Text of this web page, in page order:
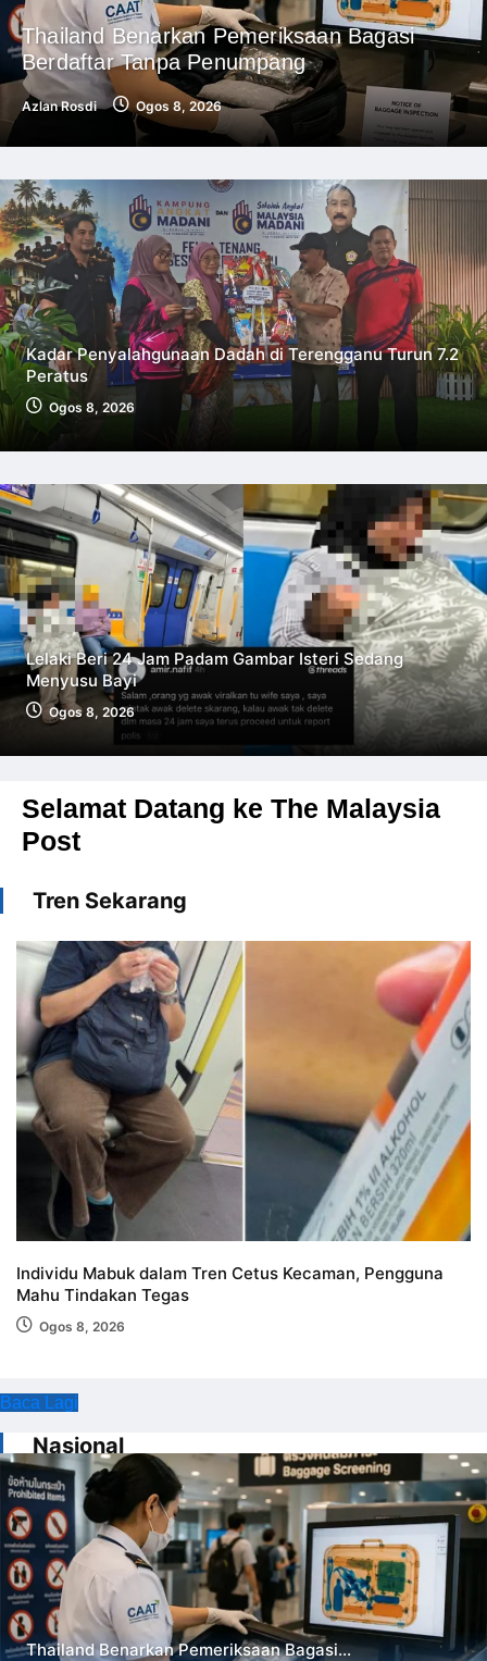
Thailand Benarkan Pemeriksaan Bagasi
Berdaftar Tanpa Penumpang
Azlan Rosdi Ogos 8, 2026
Kadar Penyalahgunaan Dadah di Terengganu Turun 7.2
Peratus
Ogos 8, 2026
Lelaki Beri 24 Jam Padam Gambar Isteri Sedang
Menyusu Bayi
Ogos 8, 2026
Selamat Datang ke The Malaysia
Post
Tren Sekarang
Individu Mabuk dalam Tren Cetus Kecaman, Pengguna
Mahu Tindakan Tegas
Ogos 8, 2026
Baca Lagi
Nasional
Thailand Benarkan Pemeriksaan Bagasi...